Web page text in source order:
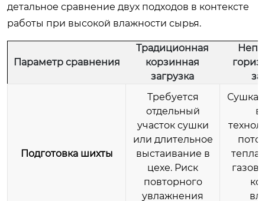
детальное сравнение двух подходов в контексте
работы при высокой влажности сырья.
Параметр сравнения
Традиционная
корзинная
загрузка
Подготовка шихты
Требуется
отдельный
участок сушки
или длительное
выстаивание в
цехе. Риск
повторного
увлажнения
Сушка
тепла